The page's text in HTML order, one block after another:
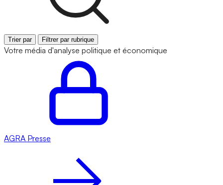
Trier par Filtrer par rubrique
Votre média d'analyse politique et économique
AGRA Presse